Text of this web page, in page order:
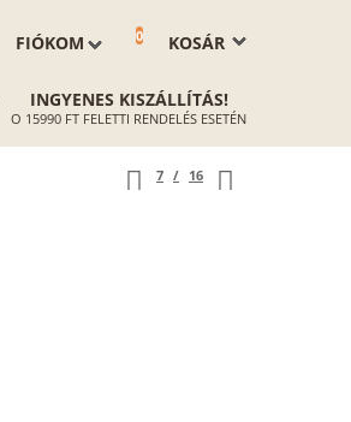
KOSÁR
0
FIÓKOM
INGYENES KISZÁLLÍTÁS!
O 15990 FT FELETTI RENDELÉS ESETÉN
7 / 16